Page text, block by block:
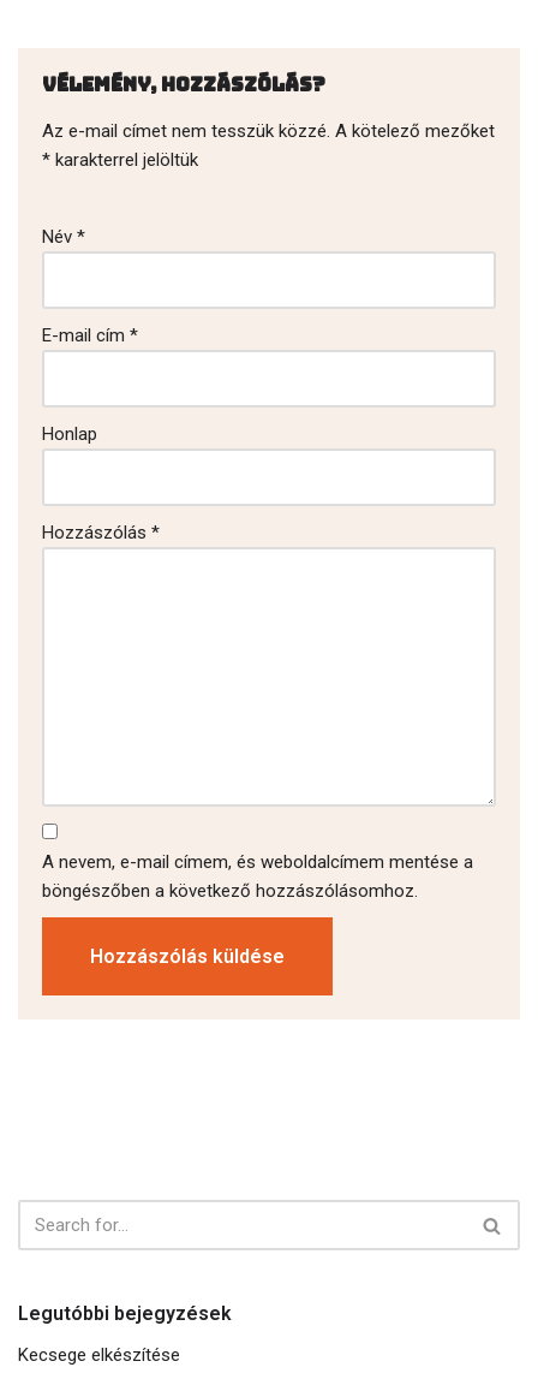
Vélemény, hozzászólás?
Az e-mail címet nem tesszük közzé. A kötelező mezőket
* karakterrel jelöltük
Név *
E-mail cím *
Honlap
Hozzászólás *
A nevem, e-mail címem, és weboldalcímem mentése a
böngészőben a következő hozzászólásomhoz.
Legutóbbi bejegyzések
Kecsege elkészítése